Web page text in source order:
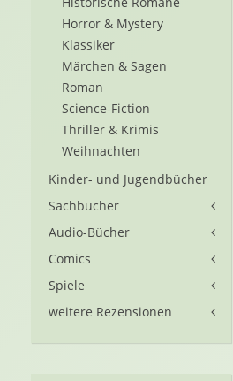
Horror & Mystery
Klassiker
Märchen & Sagen
Roman
Science-Fiction
Thriller & Krimis
Weihnachten
Kinder- und Jugendbücher
Sachbücher
Audio-Bücher
Comics
Spiele
weitere Rezensionen